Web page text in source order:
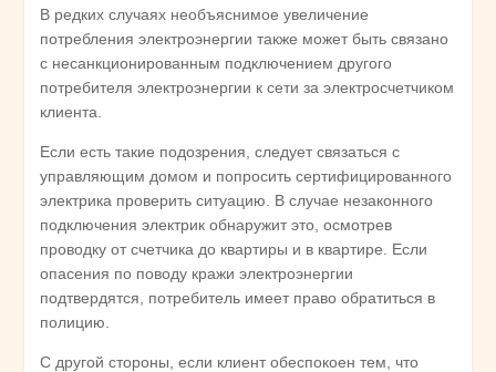
В редких случаях необъяснимое увеличение
потребления электроэнергии также может быть связано
с несанкционированным подключением другого
потребителя электроэнергии к сети за электросчетчиком
клиента.
Если есть такие подозрения, следует связаться с
управляющим домом и попросить сертифицированного
электрика проверить ситуацию. В случае незаконного
подключения электрик обнаружит это, осмотрев
проводку от счетчика до квартиры и в квартире. Если
опасения по поводу кражи электроэнергии
подтвердятся, потребитель имеет право обратиться в
полицию.
С другой стороны, если клиент обеспокоен тем, что